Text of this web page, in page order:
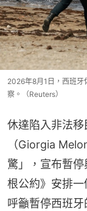
2026年8月1日，西班牙
察。（Reuters）
休達陷入非法
（Giorgia
驚」，宣布暫
根公約》安排
呼籲暫停西班牙